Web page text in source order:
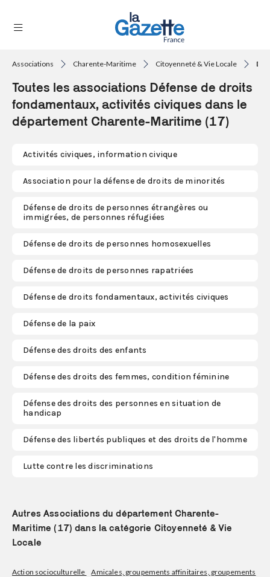
RÉGIONS
FORMATS
TENDANCES
SERVICES
GAZETTE
connecter
S'abonner
Associations Charente-Maritime Citoyenneté & Vie Locale
Toutes les associations Défense de droits
fondamentaux, activités civiques dans le
département Charente-Maritime (17)
Activités civiques, information civique
Association pour la défense de droits de minorités
Défense de droits de personnes étrangères ou
immigrées, de personnes réfugiées
Défense de droits de personnes homosexuelles
Défense de droits de personnes rapatriées
Défense de droits fondamentaux, activités civiques
Défense de la paix
Défense des droits des enfants
Défense des droits des femmes, condition féminine
Défense des droits des personnes en situation de
handicap
Défense des libertés publiques et des droits de l'homme
Lutte contre les discriminations
Autres Associations du département Charente-
Maritime (17) dans la catégorie Citoyenneté & Vie
Locale
Action socioculturelle
Amicales, groupements affinitaires, groupements